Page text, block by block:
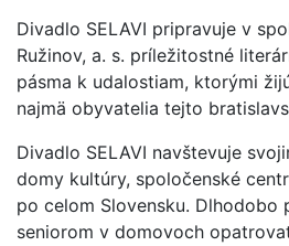
Divadlo SELAVI pripravuje v
Ružinov, a. s. príležitostné
pásma k udalostiam, ktorými
najmä obyvatelia tejto
Divadlo SELAVI navštevuje
domy kultúry, spoločenské
po celom Slovensku. Dlhodobo
seniorom v domovoch